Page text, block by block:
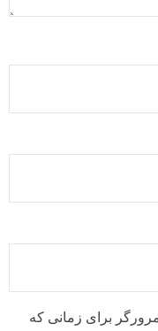
برای زمانی که